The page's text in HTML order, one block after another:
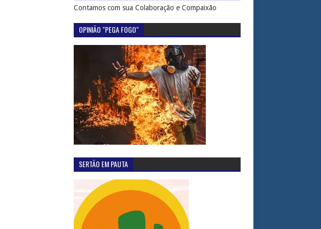
Contamos com sua Colaboração e Compaixão
OPINIÃO "PEGA FOGO"
SERTÃO EM PAUTA